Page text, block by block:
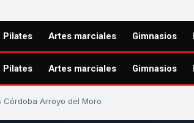
Pilates Artes marciales Gimnasios
Pilates Artes marciales Gimnasios
Córdoba Arroyo del Moro